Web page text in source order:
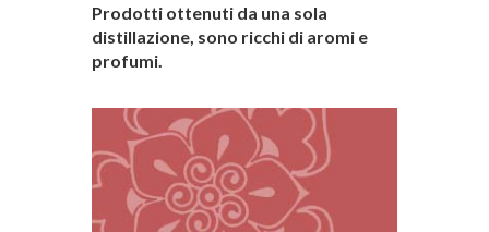
Prodotti ottenuti da una sola
distillazione, sono ricchi di aromi e
profumi.